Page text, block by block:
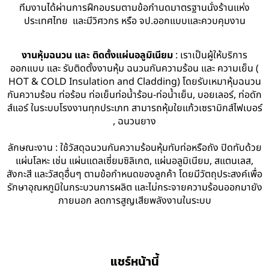
ทีมงานได้ผ่านการฝึกอบรมตามข้อกำนดมาตรฐานนั่งร้านแห่ง
ประเทศไทย และมีวิศวกร หรือ จป.ออกแบบและควบคุมงาน
งานหุ้มฉนวน และ ติดตั้งแผ่นอลูมิเนียม : เราเป็นผู้ให้บริการ
ออกแบบ และ รับติดตั้งงานหุ้ม ฉนวนกันความร้อน และ ความเย็น (
HOT & COLD Insulation and Cladding) โดยรับเหมาหุ้มฉนวน
กันความร้อน ท่อร้อน ท่อเย็นท่อน้ำร้อน-ท่อน้ำเย็น, บอยเลอร์, ท่อดัก
ส์แอร์ ในระบบโรงงานทุกประเภท สามารถหุ้มใยแก้วเซรามิกส์ไฟเบอร์
, ฉนวนยาง
ลักษณะงาน : ใช้วัสดุฉนวนกันความร้อนหุ้มทับท่อหรือถัง ปิดทับด้วย
แผ่นโลหะ เช่น แผ่นแดลเซี่ยมซิลิเกต, แผ่นอลูมิเนียม, สแตนเลส,
สังกะสี และวัสดุอื่นๆ ตามข้อกำหนดของลูกค้า โดยมีวัตถุประสงค์เพื่อ
รักษาอุณหภูมิในกระบวนการผลิต และไม่กระจายความร้อนออกมายัง
ภายนอก ลดการสูญเสียพลังงานในระบบ
แชร์หน้านี้